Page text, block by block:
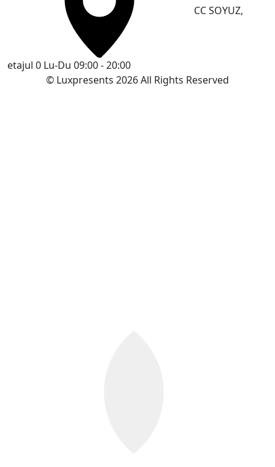
CC SOYUZ,
etajul 0 Lu-Du 09:00 - 20:00
© Luxpresents 2026 All Rights Reserved